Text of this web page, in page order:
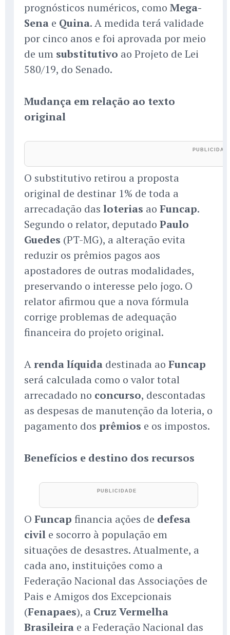
prognósticos numéricos, como Mega-
Sena e Quina. A medida terá validade
por cinco anos e foi aprovada por meio
de um substitutivo ao Projeto de Lei
580/19, do Senado.
Mudança em relação ao texto
original
O substitutivo retirou a proposta
original de destinar 1% de toda a
arrecadação das loterias ao Funcap.
Segundo o relator, deputado Paulo
Guedes (PT-MG), a alteração evita
reduzir os prêmios pagos aos
apostadores de outras modalidades,
preservando o interesse pelo jogo. O
relator afirmou que a nova fórmula
corrige problemas de adequação
financeira do projeto original.
Arenda líquida destinada ao Funcap
será calculada como o valor total
arrecadado no concurso, descontadas
as despesas de manutenção da loteria, o
pagamento dos prêmios e os impostos.
Benefícios e destino dos recursos
O Funcap financia ações de defesa
civil e socorro à população em
situações de desastres. Atualmente, a
cada ano, instituições como a
Federação Nacional das Associações de
Pais e Amigos dos Excepcionais
(Fenapaes), a Cruz Vermelha
Brasileira e a Federação Nacional das